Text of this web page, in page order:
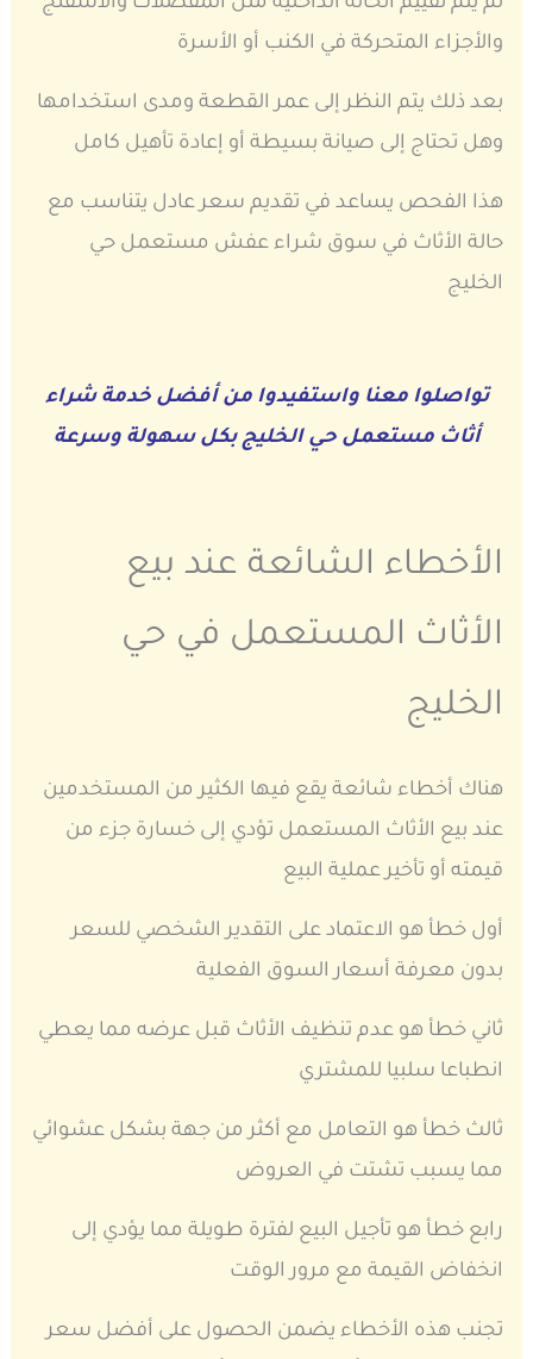
والأجزاء المتحركة في الكنب أو الأسرة
بعد ذلك يتم النظر إلى عمر القطعة ومدى استخدامها
وهل تحتاج إلى صيانة بسيطة أو إعادة تأهيل كامل
هذا الفحص يساعد في تقديم سعر عادل يتناسب مع
حالة الأثاث في سوق شراء عفش مستعمل حي
الخليج
تواصلوا معنا واستفيدوا من أفضل خدمة شراء
أثاث مستعمل حي الخليج بكل سهولة وسرعة
الأخطاء الشائعة عند بيع
الأثاث المستعمل في حي
الخليج
هناك أخطاء شائعة يقع فيها الكثير من المستخدمين
عند بيع الأثاث المستعمل تؤدي إلى خسارة جزء من
قيمته أو تأخير عملية البيع
أول خطأ هو الاعتماد على التقدير الشخصي للسعر
بدون معرفة أسعار السوق الفعلية
ثاني خطأ هو عدم تنظيف الأثاث قبل عرضه مما يعطي
انطباعا سلبيا للمشتري
ثالث خطأ هو التعامل مع أكثر من جهة بشكل عشوائي
مما يسبب تشتت في العروض
رابع خطأ هو تأجيل البيع لفترة طويلة مما يؤدي إلى
انخفاض القيمة مع مرور الوقت
تجنب هذه الأخطاء يضمن الحصول على أفضل سعر